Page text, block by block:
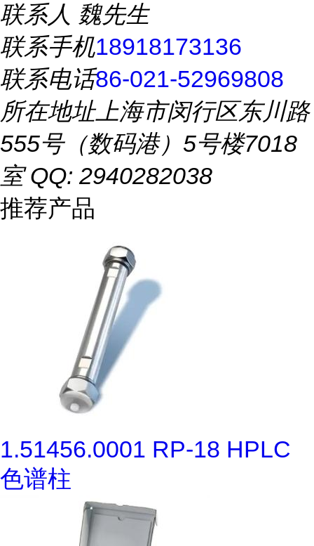
联系人 魏先生
联系手机18918173136
联系电话86-021-52969808
所在地址上海市闵行区东川路
555号（数码港）5号楼7018
室 QQ: 2940282038
推荐产品
1.51456.0001 RP-18 HPLC
色谱柱